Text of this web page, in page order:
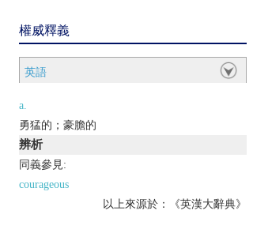
權威釋義
英語
a.
勇猛的；豪膽的
辨析
同義參見:
courageous
以上來源於：《英漢大辭典》